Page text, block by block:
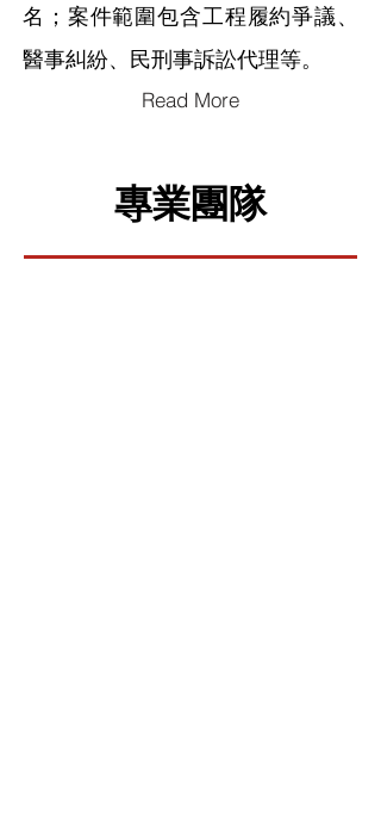
名； 案件範圍包含工程履約爭議、
醫事糾紛、民刑事訴訟代理等。
Read More
專業團隊